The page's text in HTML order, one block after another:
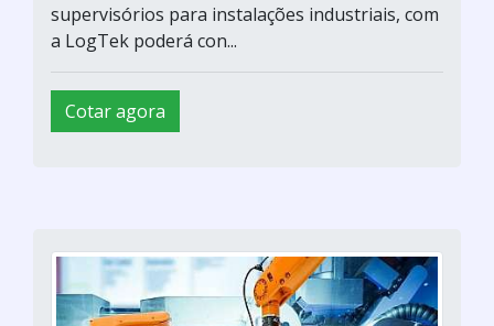
supervisórios para instalações industriais, com
a LogTek poderá con...
Cotar agora